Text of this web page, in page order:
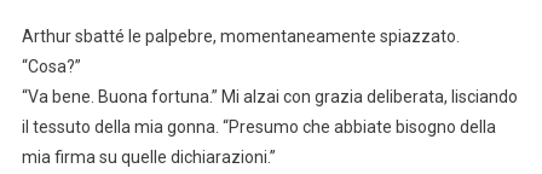
Arthur sbatté le palpebre, momentaneamente spiazzato.
“Cosa?”
“Va bene. Buona fortuna.” Mi alzai con grazia deliberata, lisciando
il tessuto della mia gonna. “Presumo che abbiate bisogno della
mia firma su quelle dichiarazioni.”